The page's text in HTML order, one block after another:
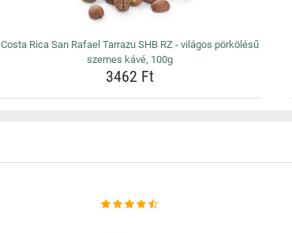
Costa Rica San Rafael Tarrazu SHB RZ - világos pörkölésű
szemes kávé, 100g
3462 Ft